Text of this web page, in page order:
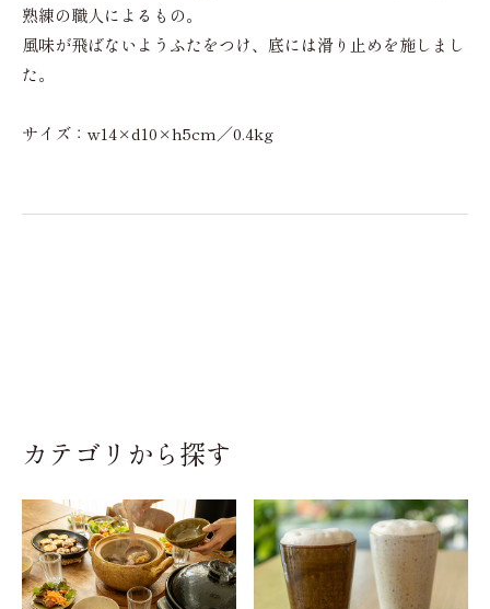
熟練の職人によるもの。
風味が飛ばないようふたをつけ、底には滑り止めを施しまし
た。
サイズ：w14×d10×h5cm／0.4kg
カテゴリから探す